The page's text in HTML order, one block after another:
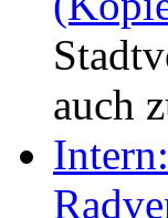
auch